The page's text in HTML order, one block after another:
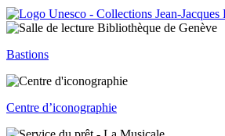
Bastions
Centre d’iconographie